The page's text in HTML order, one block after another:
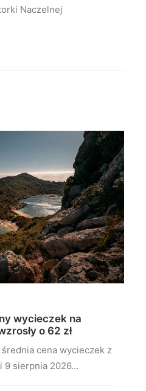
Naczelnej
wycieczek na
o 62 zł
cena wycieczek z
9 sierpnia 2026…